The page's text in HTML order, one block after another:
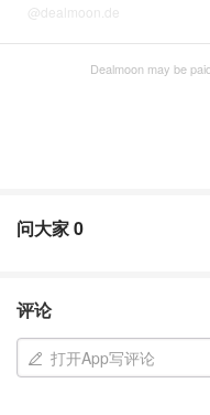
@dealmoon.de
Dealmoon may be
问大家0
评论
打开App写评论